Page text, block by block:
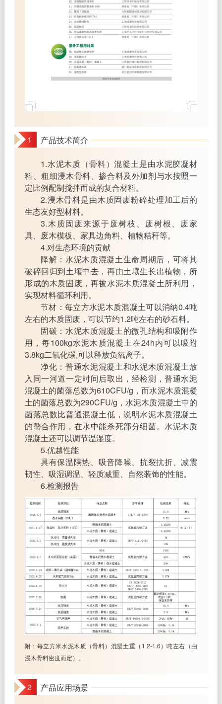
1 产品技术简介
1.水泥木质（骨料）混凝土是由水泥胶凝材
料、粗细浸木骨料、掺合料及外加剂与水按照一
定比例配制搅拌而成的复合材料。
2.浸木骨料是由木质固废粉碎处理加工后的
生态友好型材料。
3.木质固废来源于废树枝、废树根、废家
具、废木模板、家具边角料、植物秸秆等。
4.对生态环境的贡献
降解：水泥木质混凝土生命周期后，可将其
破碎回归到土壤中去，再由土壤生长出植物，所
形成的木质固废，再被水泥木质混凝土所利用，
实现材料循环利用。
节材：每立方水泥木质混凝土可以消纳0.4吨
左右的木质固废，可以节约1.2吨左右的砂石料。
固碳：水泥木质混凝土的微孔结构和吸附作
用，每100kg水泥木质混凝土在24h内可以吸附
3.8kg二氧化碳,可以释放负氧离子。
净化：普通水泥混凝土和水泥木质混凝土放
入同一河道一定时间后取出，经检测，普通水泥
混凝土的菌落总数为610CFU/g，而水泥木质混凝
土的菌落总数为290CFU/g，水泥木质混凝土中的
菌落总数比普通混凝土低，说明水泥木质混凝土
的螯合作用，在水中能杀死部分细菌。水泥木质
混凝土还可以调节温湿度。
5.优越性能
具有保温隔热、吸音降噪、抗裂抗折、减震
韧性、吸湿调温、轻质减重、自然装饰的性能。
6.检测报告
附：每立方米水泥木质（骨料）混凝土重（1.2-1.6）吨左右（由
浸木骨料密度而定）。
2 产品应用场景